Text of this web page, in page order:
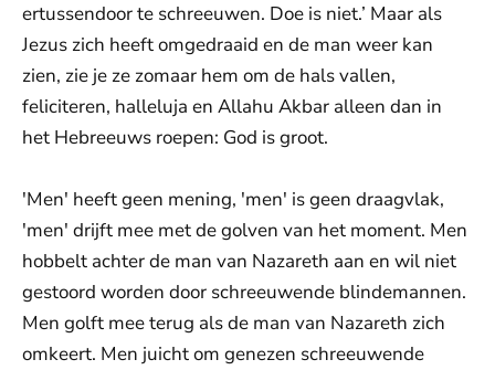
ertussendoor te schreeuwen. Doe is niet.’ Maar als
Jezus zich heeft omgedraaid en de man weer kan
zien, zie je ze zomaar hem om de hals vallen,
feliciteren, halleluja en Allahu Akbar alleen dan in
het Hebreeuws roepen: God is groot.
'Men' heeft geen mening, 'men' is geen draagvlak,
'men' drijft mee met de golven van het moment. Men
hobbelt achter de man van Nazareth aan en wil niet
gestoord worden door schreeuwende blindemannen.
Men golft mee terug als de man van Nazareth zich
omkeert. Men juicht om genezen schreeuwende